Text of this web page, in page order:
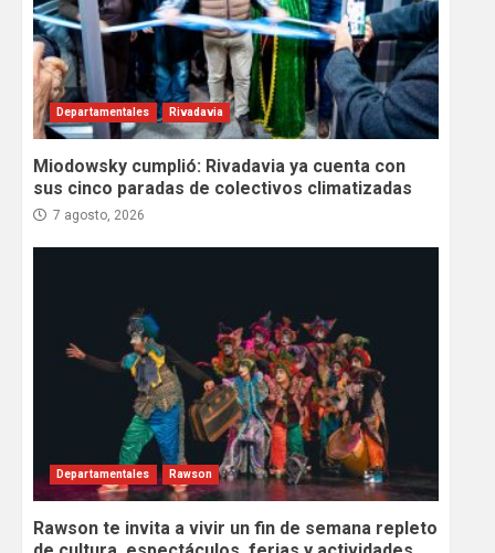
Departamentales Rivadavia
Miodowsky cumplió: Rivadavia ya cuenta con
sus cinco paradas de colectivos climatizadas
7 agosto, 2026
Departamentales Rawson
Rawson te invita a vivir un fin de semana repleto